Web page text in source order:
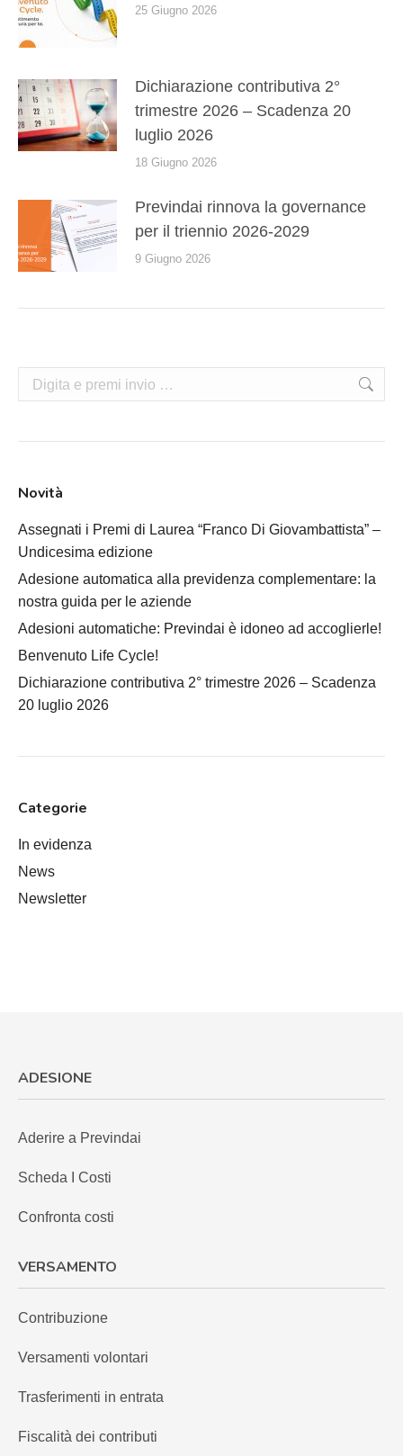
25 Giugno 2026
Dichiarazione contributiva 2°
trimestre 2026 – Scadenza 20
luglio 2026
18 Giugno 2026
Previndai rinnova la governance
per il triennio 2026-2029
9 Giugno 2026
Cerca:
Novità
Assegnati i Premi di Laurea “Franco Di Giovambattista” –
Undicesima edizione
Adesione automatica alla previdenza complementare: la
nostra guida per le aziende
Adesioni automatiche: Previndai è idoneo ad accoglierle!
Benvenuto Life Cycle!
Dichiarazione contributiva 2° trimestre 2026 – Scadenza
20 luglio 2026
Categorie
In evidenza
News
Newsletter
ADESIONE
Aderire a Previndai
Scheda I Costi
Confronta costi
VERSAMENTO
Contribuzione
Versamenti volontari
Trasferimenti in entrata
Fiscalità dei contributi